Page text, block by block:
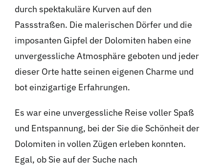
durch spektakuläre Kurven auf den
Passstraßen. Die malerischen Dörfer und die
imposanten Gipfel der Dolomiten haben eine
unvergessliche Atmosphäre geboten und jeder
dieser Orte hatte seinen eigenen Charme und
bot einzigartige Erfahrungen.
Es war eine unvergessliche Reise voller Spaß
und Entspannung, bei der Sie die Schönheit der
Dolomiten in vollen Zügen erleben konnten.
Egal, ob Sie auf der Suche nach